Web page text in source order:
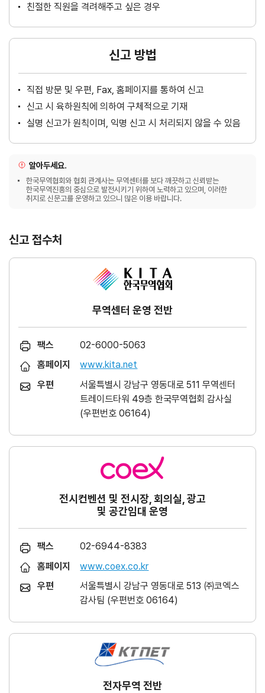
친절한 직원을 격려해주고 싶은 경우
신고 방법
직접 방문 및 우편, Fax, 홈페이지를 통하여 신고
신고 시 육하원칙에 의하여 구체적으로 기재
실명 신고가 원칙이며, 익명 신고 시 처리되지 않을 수 있음
알아두세요.
한국무역협회와 협회 관계사는 무역센터를 보다 깨끗하고 신뢰받는
한국무역진흥의 중심으로 발전시키기 위하여 노력하고 있으며, 이러한
취지로 신문고를 운영하고 있으니 많은 이용 바랍니다.
신고 접수처
무역센터 운영 전반
팩스
02-6000-5063
홈페이지
www.kita.net
우편
서울특별시 강남구 영동대로 511 무역센터
트레이드타워 49층 한국무역협회 감사실
(우편번호 06164)
전시컨벤션 및 전시장, 회의실, 광고
및 공간임대 운영
팩스
02-6944-8383
홈페이지
www.coex.co.kr
우편
서울특별시 강남구 영동대로 513 ㈜코엑스
감사팀 (우편번호 06164)
전자무역 전반